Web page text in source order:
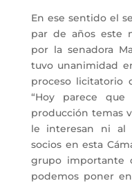
En ese sentido el
par de años este
por la senadora
tuvo unanimidad
proceso licitatorio
“Hoy parece
producción temas
le interesan ni al
socios en esta
grupo importante
podemos poner